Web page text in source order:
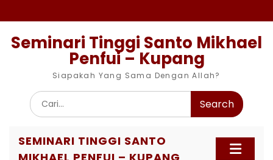
to
Seminari Tinggi Santo Mikhael
Penfui – Kupang
Siapakah Yang Sama Dengan Allah?
Search
for:
SEMINARI TINGGI SANTO